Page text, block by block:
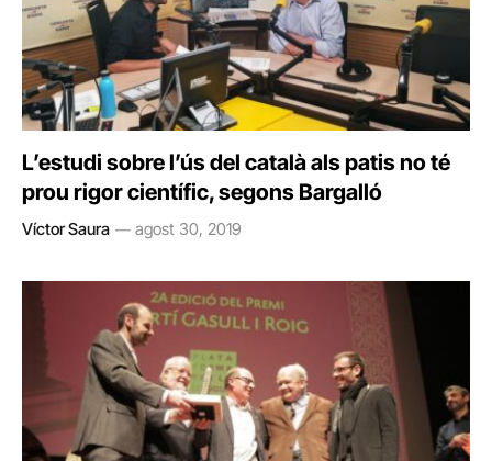
L’estudi sobre l’ús del català als patis no té
prou rigor científic, segons Bargalló
Víctor Saura agost 30, 2019